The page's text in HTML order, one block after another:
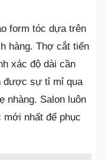
form tóc dựa trên
hàng. Thợ cắt tiến
xác độ dài cần
được sự tỉ mỉ qua
nhàng. Salon luôn
nhất để phục